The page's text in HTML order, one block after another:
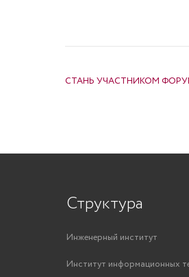
СТАНЬ УЧАСТНИКОМ
Структура
Инженерный институт
Институт информационных